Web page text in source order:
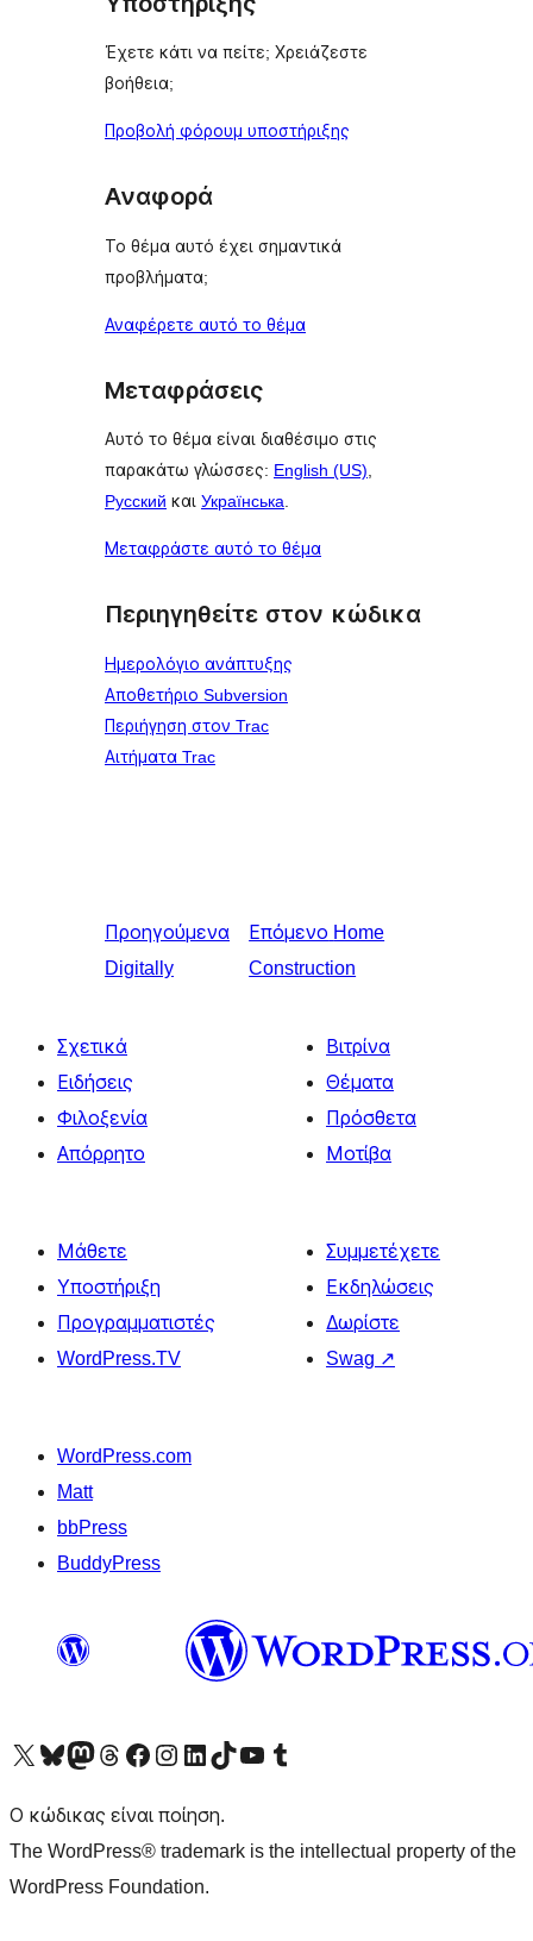
Έχετε κάτι να πείτε; Χρειάζεστε
βοήθεια;
Προβολή φόρουμ υποστήριξης
Αναφορά
Το θέμα αυτό έχει σημαντικά
προβλήματα;
Αναφέρετε αυτό το θέμα
Μεταφράσεις
Αυτό το θέμα είναι διαθέσιμο στις
παρακάτω γλώσσες: English (US),
Русский και Українська.
Μεταφράστε αυτό το θέμα
Περιηγηθείτε στον κώδικα
Ημερολόγιο ανάπτυξης
Αποθετήριο Subversion
Περιήγηση στον Trac
Αιτήματα Trac
Προηγούμενα
Digitally
Επόμενο Home
Construction
Σχετικά
Ειδήσεις
Φιλοξενία
Απόρρητο
Βιτρίνα
Θέματα
Πρόσθετα
Μοτίβα
Μάθετε
Υποστήριξη
Προγραμματιστές
WordPress.TV
Συμμετέχετε
Εκδηλώσεις
Δωρίστε
Swag ↗
WordPress.com
Matt
bbPress
BuddyPress
Visit our X (formerly Twitter) account
Visit our Bluesky account
Επισκεφθείτε τον λογαριασμό μας στο Mastodon
Visit our Threads account
Επισκεφτείτε τη σελίδα μας στο Facebook
Επισκεφθείτε τον λογαριασμό μας Instagram
Επισκεφθείτε τον λογαριασμό μας LinkedIn
Visit our TikTok account
Visit our YouTube channel
Visit our Tumblr account
Ο κώδικας είναι ποίηση.
The WordPress® trademark is the intellectual property of the
WordPress Foundation.